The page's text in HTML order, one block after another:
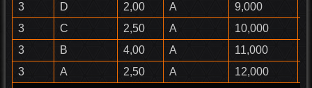
3
D 2,00 A 9,000
3
C 2,50 A 10,000
3
B 4,00 A 11,000
3
A 2,50 A 12,000